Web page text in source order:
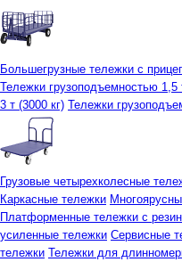
Большегрузные тележки с
Тележки грузоподъемностью 1,5
3 т (3000 кг) Тележки
Грузовые четырехколесные
Каркасные тележки
Платформенные тележки с
усиленные тележки Сервисные
тележки Тележки для